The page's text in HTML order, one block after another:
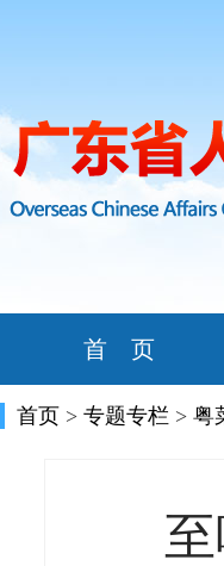
首 页
首页 > 专题专栏 > 粤